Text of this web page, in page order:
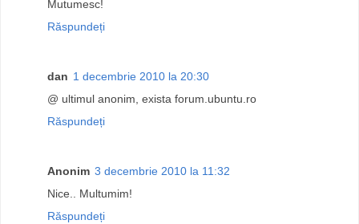
Mutumesc!
Răspundeți
dan 1 decembrie 2010 la 20:30
@ ultimul anonim, exista forum.ubuntu.ro
Răspundeți
Anonim 3 decembrie 2010 la 11:32
Nice.. Multumim!
Răspundeți